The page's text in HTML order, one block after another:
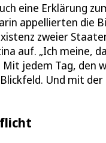
eine Erklärung
appellierten die
zweier
auf. „Ich meine,
jedem Tag,
Und mit